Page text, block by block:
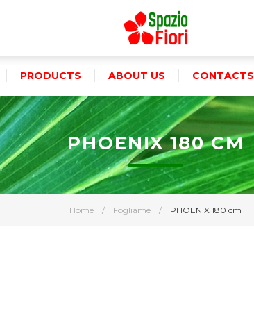
PRODUCTS ABOUT US CONTACTS
Home / Fogliame / PHOENIX 180 cm
PHOENIX 180 CM